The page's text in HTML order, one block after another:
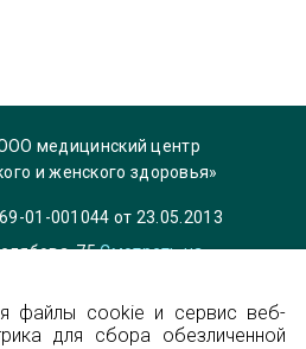
медицинский центр
и женского здоровья»
01-001044 от 23.05.2013
75Смотреть на
36-84-33,info@garmonia-
clinic.ru
файлы cookie и сервис веб-
для сбора обезличенной